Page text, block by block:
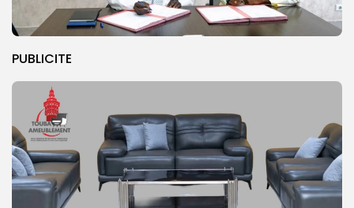
PUBLICITE